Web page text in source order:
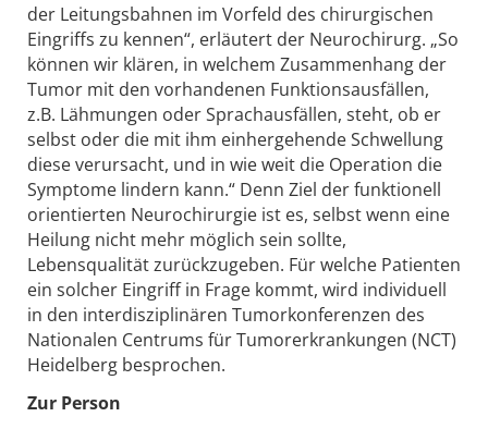
der Leitungsbahnen im Vorfeld des chirurgischen
Eingriffs zu kennen“, erläutert der Neurochirurg. „So
können wir klären, in welchem Zusammenhang der
Tumor mit den vorhandenen Funktionsausfällen,
z.B. Lähmungen oder Sprachausfällen, steht, ob er
selbst oder die mit ihm einhergehende Schwellung
diese verursacht, und in wie weit die Operation die
Symptome lindern kann.“ Denn Ziel der funktionell
orientierten Neurochirurgie ist es, selbst wenn eine
Heilung nicht mehr möglich sein sollte,
Lebensqualität zurückzugeben. Für welche Patienten
ein solcher Eingriff in Frage kommt, wird individuell
in den interdisziplinären Tumorkonferenzen des
Nationalen Centrums für Tumorerkrankungen (NCT)
Heidelberg besprochen.
Zur Person